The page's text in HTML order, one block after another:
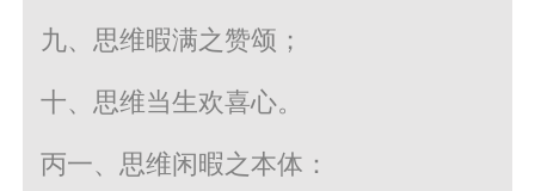
九、思维暇满之赞颂；
十、思维当生欢喜心。
丙一、思维闲暇之本体：